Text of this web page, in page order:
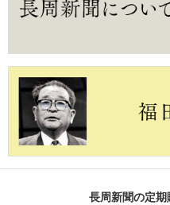
長周新聞の定期